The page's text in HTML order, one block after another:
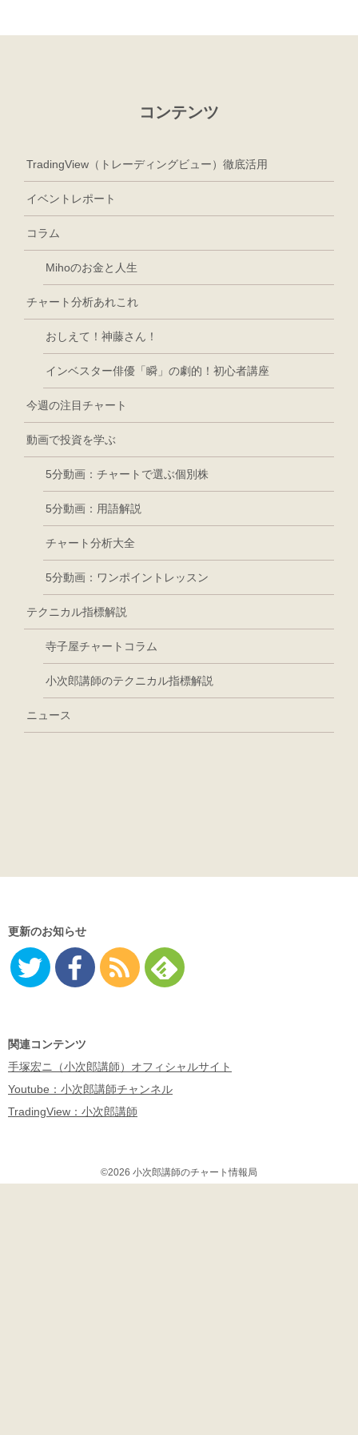
コンテンツ
TradingView（トレーディングビュー）徹底活用
イベントレポート
コラム
Mihoのお金と人生
チャート分析あれこれ
おしえて！神藤さん！
インベスター俳優「瞬」の劇的！初心者講座
今週の注目チャート
動画で投資を学ぶ
5分動画：チャートで選ぶ個別株
5分動画：用語解説
チャート分析大全
5分動画：ワンポイントレッスン
テクニカル指標解説
寺子屋チャートコラム
小次郎講師のテクニカル指標解説
ニュース
更新のお知らせ
関連コンテンツ
手塚宏ニ（小次郎講師）オフィシャルサイト
Youtube：小次郎講師チャンネル
TradingView：小次郎講師
©2026 小次郎講師のチャート情報局